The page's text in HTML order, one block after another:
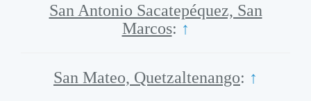
San Antonio Sacatepéquez, San
Marcos: ↑
San Mateo, Quetzaltenango: ↑